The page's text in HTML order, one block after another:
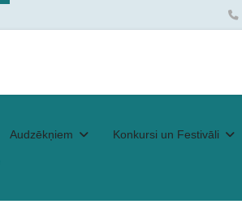
Audzēkņiem Konkursi un Festivāli